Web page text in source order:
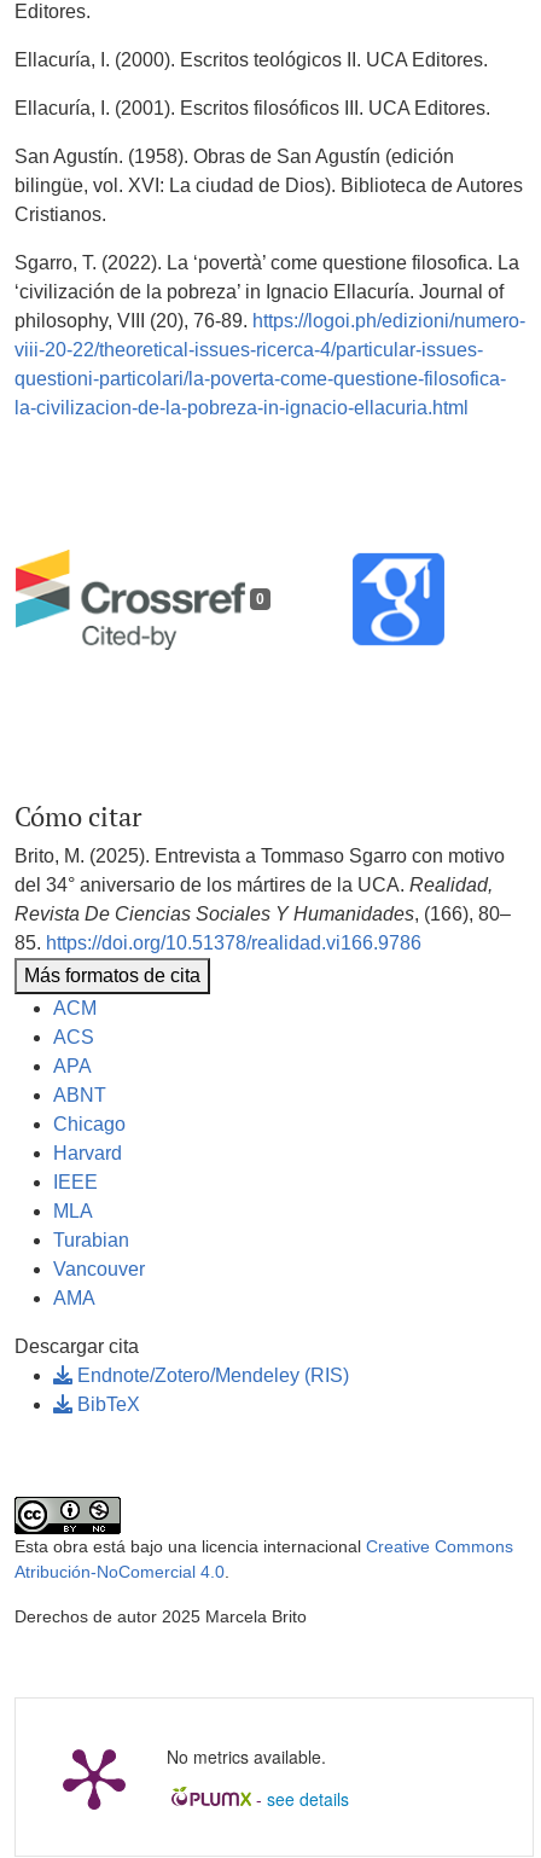
0
Cómo citar
Brito, M. (2025). Entrevista a Tommaso Sgarro con motivo
del 34° aniversario de los mártires de la UCA. Realidad,
Revista De Ciencias Sociales Y Humanidades, (166), 80–
85. https://doi.org/10.51378/realidad.vi166.9786
Más formatos de cita
ACM
ACS
APA
ABNT
Chicago
Harvard
IEEE
MLA
Turabian
Vancouver
AMA
Descargar cita
Endnote/Zotero/Mendeley (RIS)
BibTeX
Editores.
Ellacuría, I. (2000). Escritos teológicos II. UCA Editores.
Ellacuría, I. (2001). Escritos filosóficos III. UCA Editores.
San Agustín. (1958). Obras de San Agustín (edición
bilingüe, vol. XVI: La ciudad de Dios). Biblioteca de Autores
Cristianos.
Sgarro, T. (2022). La ‘povertà’ come questione filosofica. La
‘civilización de la pobreza’ in Ignacio Ellacuría. Journal of
philosophy, VIII (20), 76-89. https://logoi.ph/edizioni/numero-
viii-20-22/theoretical-issues-ricerca-4/particular-issues-
questioni-particolari/la-poverta-come-questione-filosofica-
la-civilizacion-de-la-pobreza-in-ignacio-ellacuria.html
Esta obra está bajo una licencia internacional Creative Commons
Atribución-NoComercial 4.0
Derechos de autor 2025 Marcela Brito
No metrics available.
- see details